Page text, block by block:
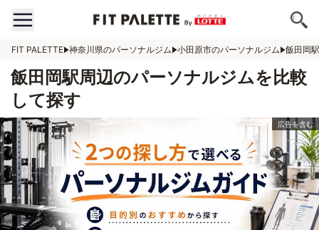
FIT PALETTE 神奈川県のパーソナルジム 小田原市のパーソナルジム 飯田岡
飯田岡駅周辺のパーソナルジムを比較
して探す